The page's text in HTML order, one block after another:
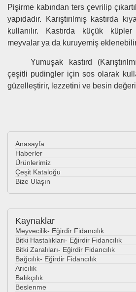
Pişirme kabından ters çevrilip
yapıdadır. Karıştırılmış kastırda
kullanılır. Kastırda küçük
meyvalar ya da kuruyemiş
Yumuşak kastırd
çeşitli pudingler için sos olarak
güzelleştirir, lezzetini ve besin
Anasayfa
Haberler
Ürünlerimiz
Çeşit Kataloğu
Bize Ulaşın
Kaynaklar
Meyvecilik- Eğirdir Fidancılık
Bitki Hastalıkları- Eğirdir Fidancılık
Bitki Zaralıları- Eğirdir Fidancılık
Bağcılık- Eğirdir Fidancılık
Arıcılık
Balıkçılık
Beslenme